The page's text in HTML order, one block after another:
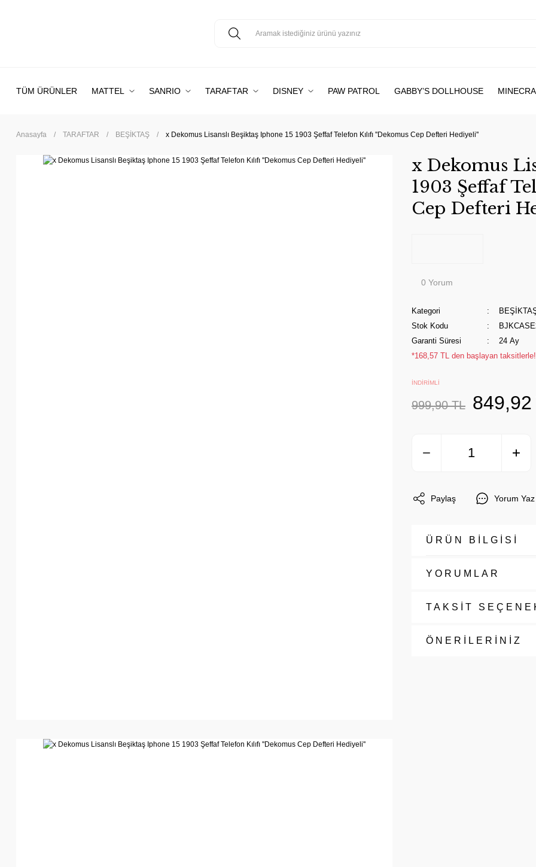
TÜM ÜRÜNLER MATTEL SANRIO TARAFTAR DISNEY PAW PATROL GABBY’S DOLLHOUSE
Anasayfa TARAFTAR BEŞİKTAŞ x Dekomus Lisanslı Beşiktaş Iphone 15 1903 Şeffaf Telefon Kılıfı ''Dekomus Cep Defteri Hediyeli''
x Dekomus
1903 Şeffaf
Cep Defteri
0 Yorum
Kategori
Stok Kodu
Garanti Süresi
24 Ay
*168,57 TL den başlayan taksitlerle!
İNDİRİMLİ
999,90 TL 849,92
Paylaş Yorum Yaz
ÜRÜN BİLGİSİ
YORUMLAR
TAKSİT
ÖNERİLERİNİZ